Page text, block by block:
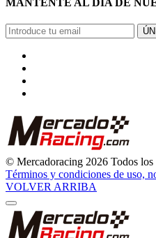
MANTENTE AL DÍA DE
© Mercadoracing 2026 Todos los
Términos y condiciones de uso,
VOLVER ARRIBA